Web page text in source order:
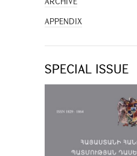
APPENDIX
SPECIAL ISSUE